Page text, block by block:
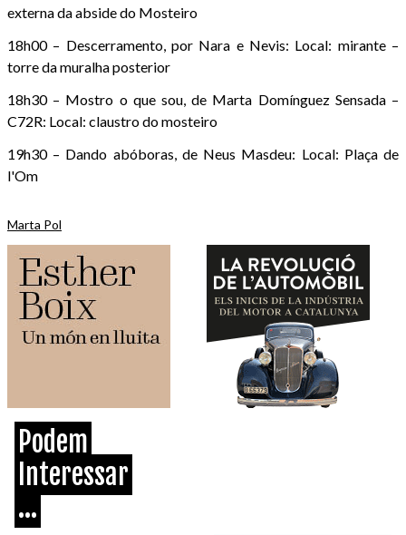
externa da abside do Mosteiro
18h00 – Descerramento, por Nara e Nevis: Local: mirante –
torre da muralha posterior
18h30 – Mostro o que sou, de Marta Domínguez Sensada –
C72R: Local: claustro do mosteiro
19h30 – Dando abóboras, de Neus Masdeu: Local: Plaça de
l'Om
Marta Pol
Podem
Interessar
...